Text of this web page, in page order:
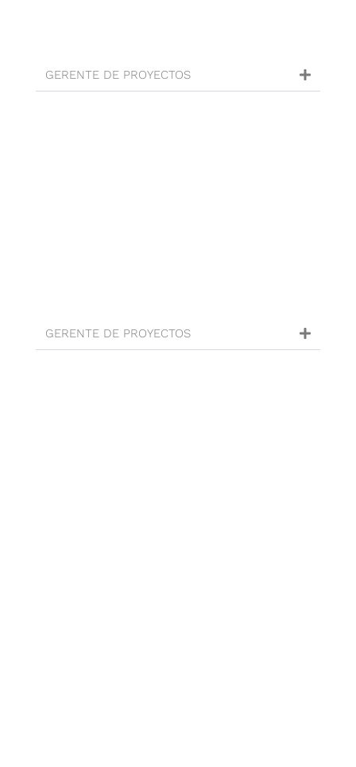
GERENTE DE PROYECTOS
GERENTE DE PROYECTOS